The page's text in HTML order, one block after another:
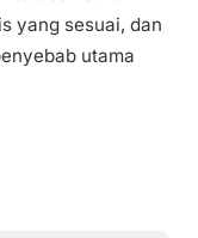
yang sesuai, dan
utama